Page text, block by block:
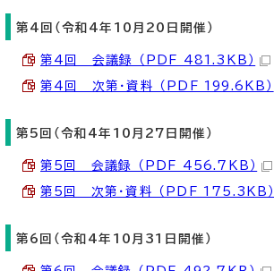
第4回（令和4年10月20日開催）
第4回 会議録 （PDF 481.3KB）
第4回 次第・資料 （PDF 199.6KB）
第5回（令和4年10月27日開催）
第5回 会議録 （PDF 456.7KB）
第5回 次第・資料 （PDF 175.3KB）
第6回（令和4年10月31日開催）